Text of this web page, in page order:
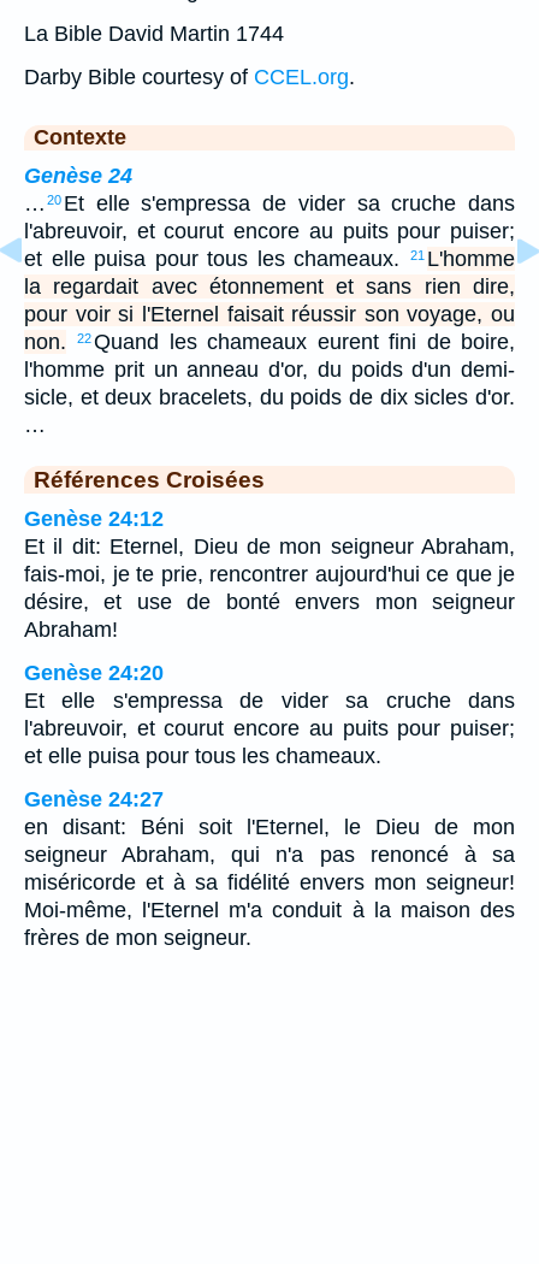
La Bible David Martin 1744
Darby Bible courtesy of CCEL.org.
Contexte
Genèse 24
… 20 Et elle s'empressa de vider sa cruche dans
l'abreuvoir, et courut encore au puits pour puiser;
et elle puisa pour tous les chameaux.
21 L'homme
la regardait avec étonnement et sans rien dire,
pour voir si l'Eternel faisait réussir son voyage, ou
non.
22 Quand les chameaux eurent fini de boire,
l'homme prit un anneau d'or, du poids d'un demi-
sicle, et deux bracelets, du poids de dix sicles d'or.
…
Références Croisées
Genèse 24:12
Et il dit: Eternel, Dieu de mon seigneur Abraham,
fais-moi, je te prie, rencontrer aujourd'hui ce que je
désire, et use de bonté envers mon seigneur
Abraham!
Genèse 24:20
Et elle s'empressa de vider sa cruche dans
l'abreuvoir, et courut encore au puits pour puiser;
et elle puisa pour tous les chameaux.
Genèse 24:27
en disant: Béni soit l'Eternel, le Dieu de mon
seigneur Abraham, qui n'a pas renoncé à sa
miséricorde et à sa fidélité envers mon seigneur!
Moi-même, l'Eternel m'a conduit à la maison des
frères de mon seigneur.